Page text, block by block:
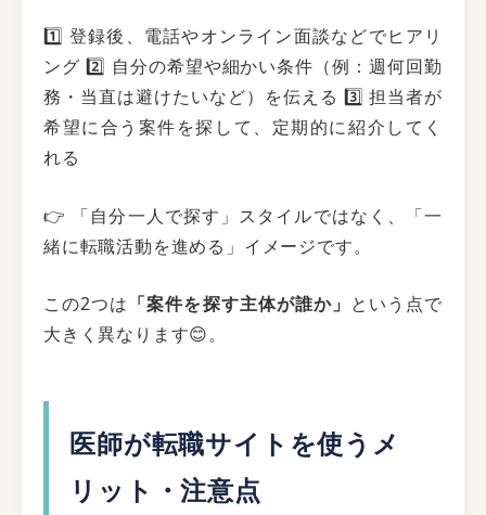
1️⃣ 登録後、電話やオンライン面談などでヒアリ
ング 2️⃣ 自分の希望や細かい条件（例：週何回勤
務・当直は避けたいなど）を伝える 3️⃣ 担当者が
希望に合う案件を探して、定期的に紹介してく
れる
👉 「自分一人で探す」スタイルではなく、「一
緒に転職活動を進める」イメージです。
この2つは 「案件を探す主体が誰か」 という点で
大きく異なります😊。
医師が転職サイトを使うメ
リット・注意点